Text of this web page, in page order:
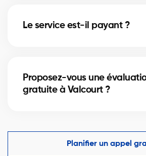
appairage.
Le service est-il payant ?
vous.Proposez-vous une
gratuite à Valcourt ?
sur ventes récentes et tendances
Planifier un appel